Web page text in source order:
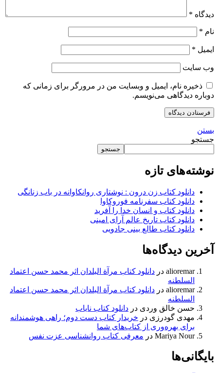
دیدگاه *
نام *
ایمیل *
وب‌ سایت
ذخیره نام، ایمیل و وبسایت من در مرورگر برای زمانی که
دوباره دیدگاهی می‌نویسم.
بستن
جستجو
جستجو
نوشته‌های تازه
دانلود کتاب زن درون : نوشتاری روانکاوانه در باب زنانگی
دانلود کتاب سفرنامه فوروکاوا
دانلود کتاب و انسان خدا را آفرید
دانلود کتاب تاریخ عالم آرای امینی
دانلود کتاب طالع بینی جادویی
آخرین دیدگاه‌ها
alioremar در دانلود کتاب مرآة البلدان اثر محمد حسن اعتماد
السلطنه
alioremar در دانلود کتاب مرآة البلدان اثر محمد حسن اعتماد
السلطنه
حسن خالق وردی در دانلود کتاب نایاب
مهدی گودرزی در خریدار کتاب دست دوم؛ راهی هوشمندانه
برای بهره‌وری از کتاب‌های شما
Mariya Nour در معرفی کتاب روانشناسی عزت نفس
بایگانی‌ها